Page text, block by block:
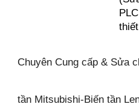
Chuyên Cung cấp & Sửa
tần Mitsubishi-Biến tần